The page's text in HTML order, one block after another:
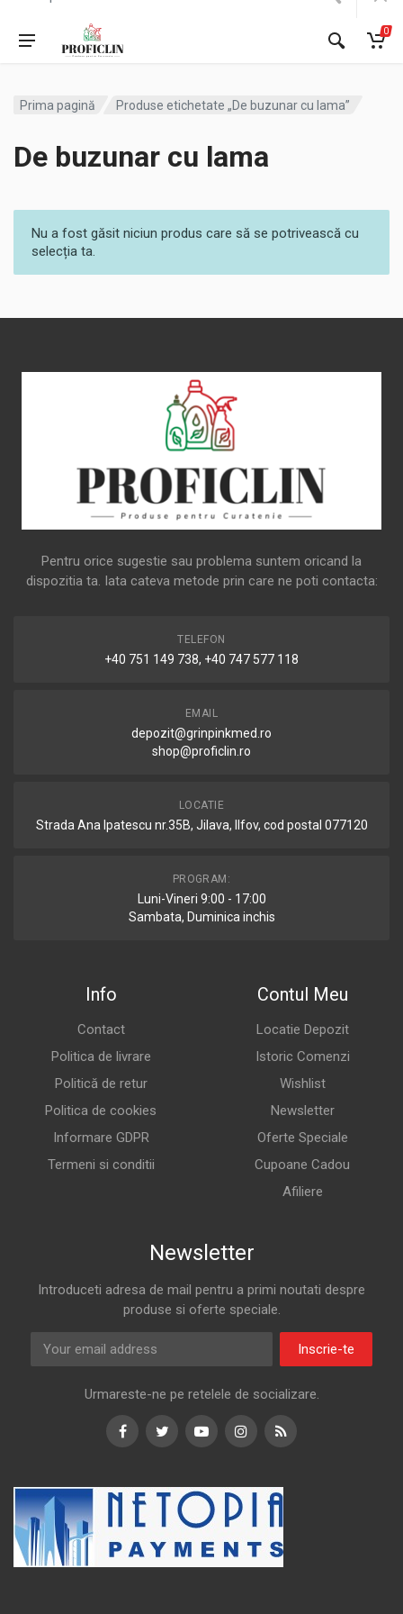
0
Prima pagină Produse etichetate „De buzunar cu lama”
De buzunar cu lama
Nu a fost găsit niciun produs care să se potrivească cu
selecția ta.
Pentru orice sugestie sau problema suntem oricand la
dispozitia ta. Iata cateva metode prin care ne poti contacta:
TELEFON
+40 751 149 738, +40 747 577 118
EMAIL
depozit@grinpinkmed.ro
shop@proficlin.ro
LOCATIE
Strada Ana Ipatescu nr.35B, Jilava, Ilfov, cod postal 077120
PROGRAM:
Luni-Vineri 9:00 - 17:00
Sambata, Duminica inchis
Info
Contact
Politica de livrare
Politică de retur
Politica de cookies
Informare GDPR
Termeni si conditii
Contul Meu
Locatie Depozit
Istoric Comenzi
Wishlist
Newsletter
Oferte Speciale
Cupoane Cadou
Afiliere
Newsletter
Introduceti adresa de mail pentru a primi noutati despre
produse si oferte speciale.
Inscrie-te
Urmareste-ne pe retelele de socializare.
FacebookTwitterYoutubeInstagram
RSS